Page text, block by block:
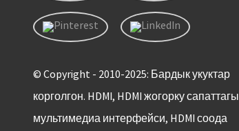
© Copyright - 2010-2025: Бардык укуктар
корголгон. HDMI, HDMI жогорку сапаттагы
мультимедиа интерфейси, HDMI соода